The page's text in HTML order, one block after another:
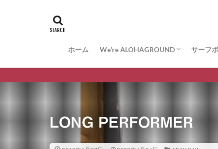
ホーム We’re ALOHAGROUND
お問合せ
サーフ
サー
VESSO
LONG PERFORMER